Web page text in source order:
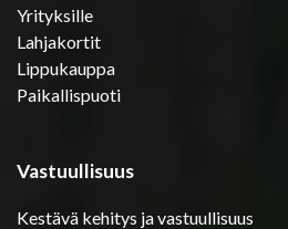
Yrityksille
Lahjakortit
Lippukauppa
Paikallispuoti
Vastuullisuus
Kestävä kehitys ja vastuullisuus